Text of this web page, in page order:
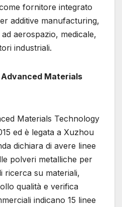
fornitore integrato
additive manufacturing,
aerospazio, medicale,
industriali.
Materials
Materials Technology
ed è legata a Xuzhou
dichiara di avere linee
polveri metalliche per
ricerca su materiali,
qualità e verifica
indicano 15 linee